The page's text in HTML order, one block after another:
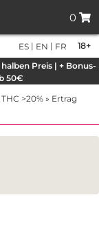
0
18+
ES | EN | FR
Preis | + Bonus-
50€
THC >20% » Ertrag